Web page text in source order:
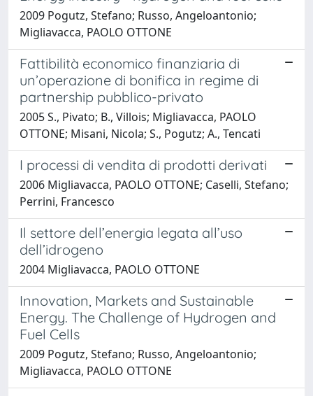
2009 Pogutz, Stefano; Russo, Angeloantonio;
Migliavacca, PAOLO OTTONE
Fattibilità economico finanziaria di
un’operazione di bonifica in regime di
partnership pubblico-privato
2005 S., Pivato; B., Villois; Migliavacca, PAOLO
OTTONE; Misani, Nicola; S., Pogutz; A., Tencati
I processi di vendita di prodotti derivati
2006 Migliavacca, PAOLO OTTONE; Caselli, Stefano;
Perrini, Francesco
Il settore dell’energia legata all’uso
dell’idrogeno
2004 Migliavacca, PAOLO OTTONE
Innovation, Markets and Sustainable
Energy. The Challenge of Hydrogen and
Fuel Cells
2009 Pogutz, Stefano; Russo, Angeloantonio;
Migliavacca, PAOLO OTTONE